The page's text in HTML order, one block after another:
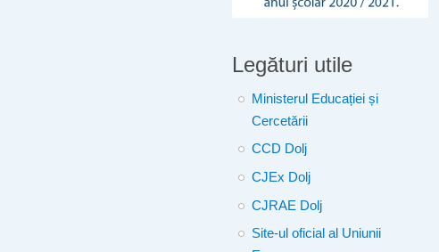
Legături utile
Ministerul Educației și
Cercetării
CCD Dolj
CJEx Dolj
CJRAE Dolj
Site-ul oficial al Uniunii